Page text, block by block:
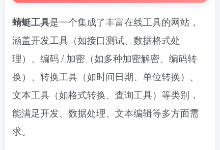
蜻蜓工具是一个集成了丰富在线工具的网站，
涵盖开发工具（如接口测试、数据格式处
理）、编码 / 加密（如多种加密解密、编码转
换）、转换工具（如时间日期、单位转换）、
文本工具（如格式转换、查询工具）等类别，
能满足开发、数据处理、文本编辑等多方面需
求。